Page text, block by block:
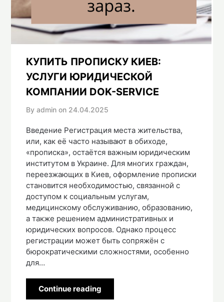
КУПИТЬ ПРОПИСКУ КИЕВ:
УСЛУГИ ЮРИДИЧЕСКОЙ
КОМПАНИИ DOK-SERVICE
By admin on 24.04.2025
Введение Регистрация места жительства,
или, как её часто называют в обиходе,
«прописка», остаётся важным юридическим
институтом в Украине. Для многих граждан,
переезжающих в Киев, оформление прописки
становится необходимостью, связанной с
доступом к социальным услугам,
медицинскому обслуживанию, образованию,
а также решением административных и
юридических вопросов. Однако процесс
регистрации может быть сопряжён с
бюрократическими сложностями, особенно
для…
Continue reading